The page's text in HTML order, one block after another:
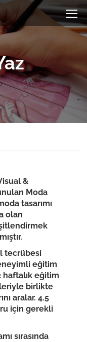
&
Moda
tasarımı
olan
tecrübesi
eğitim
haftalık eğitim
birlikte
aralar. 4.5
için gerekli
sırasında